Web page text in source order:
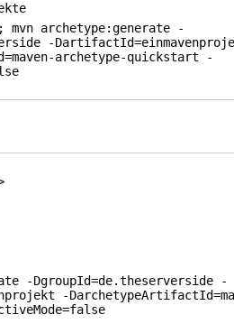
mvn archetype:generate -
-
archetype-quickstart -
-DgroupId=de.theserverside -
-